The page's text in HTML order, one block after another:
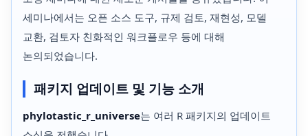
세미나에서는 오픈 소스 도구, 규제 검토, 재현성, 모델
교환, 검토자 친화적인 워크플로우 등에 대해
논의되었습니다.
패키지 업데이트 및 기능 소개
phylotastic_r_universe는 여러 R 패키지의 업데이트